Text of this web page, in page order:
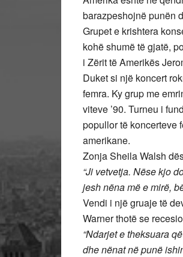
barazpeshojnë punën
Grupet e krishtera
kohë shumë të gjatë,
i Zërit të Amerikës
Duket si një koncert
femra. Ky grup me
viteve ’90. Turneu i
popullor të koncerteve
amerikane.
Zonja Sheila Walsh
“Ji vetvetja. Nëse kjo
jesh nëna më e mirë,
Vendi i një gruaje të
Warner thotë se
“Ndarjet e theksuara
dhe nënat në punë